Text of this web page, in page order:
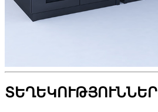
ՏԵՂԵԿՈՒԹՅՈՒՆՆԵՐ